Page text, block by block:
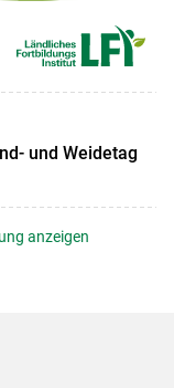
und Weidetag
anzeigen